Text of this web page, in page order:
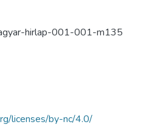
hirlap-001-001-m135
licenses/by-nc/4.0/